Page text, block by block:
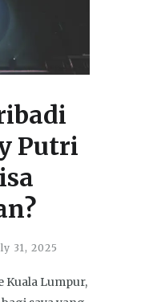
Putri
31, 2025
Kuala Lumpur,